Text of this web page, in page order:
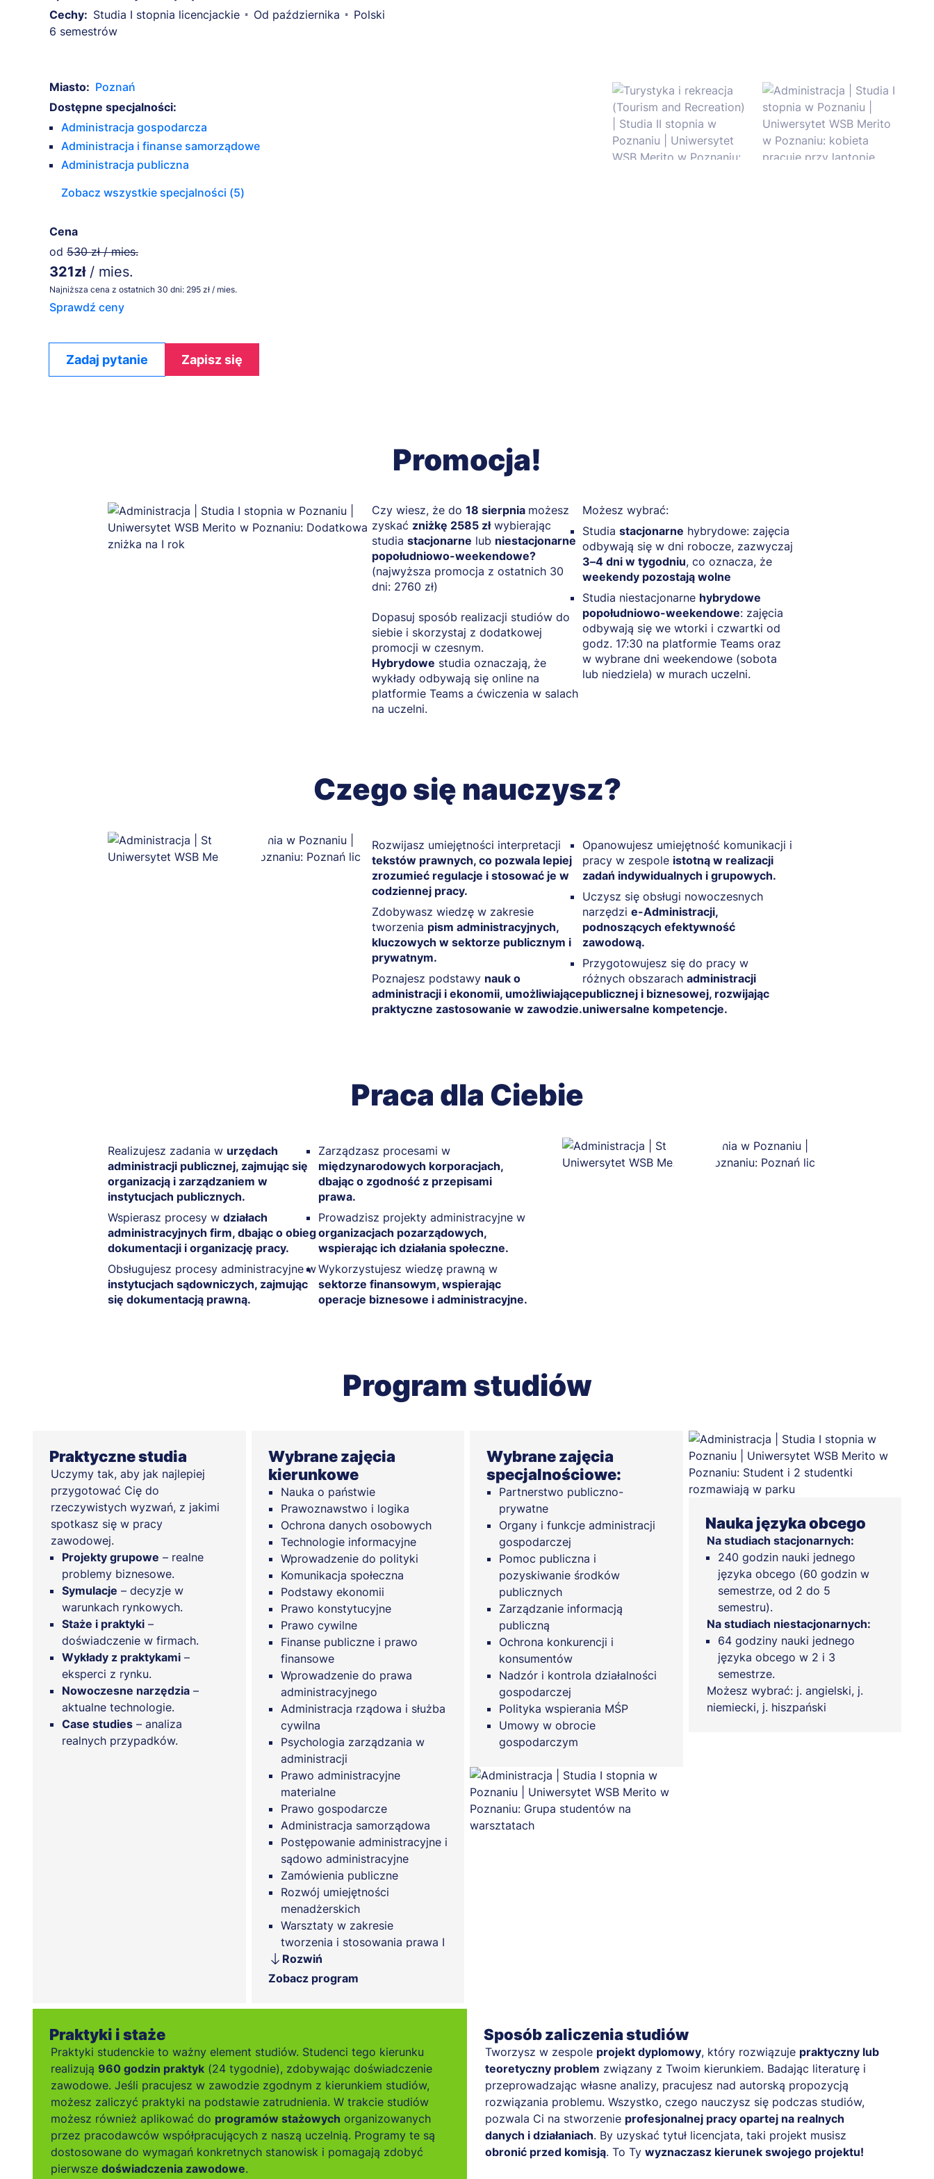
Cechy: Studia I stopnia licencjackie Od października
Polski
6 semestrów
Miasto: Poznań
Dostępne specjalności:
Administracja gospodarcza
Administracja i finanse samorządowe
Administracja publiczna
Zobacz wszystkie specjalności (5)
Cena
od 530 zł / mies.
321zł / mies.
Najniższa cena z ostatnich 30 dni: 295 zł / mies.
Sprawdź ceny
Zadaj pytanie Zapisz się
Promocja!
Czy wiesz, że do 18 sierpnia możesz
zyskać zniżkę 2585 złwybierając
studia stacjonarne lub niestacjonarne
popołudniowo-weekendowe?
(najwyższa promocja z ostatnich 30
dni: 2760 zł)
Dopasuj sposób realizacji studiów do
siebie i skorzystaj z dodatkowej
promocji w czesnym.
Hybrydowe studia oznaczają, że
wykłady odbywają się online na
platformie Teams a ćwiczenia w salach
na uczelni.
Możesz wybrać:
Studia stacjonarne hybrydowe: zajęcia
odbywają się w dni robocze, zazwyczaj
3–4 dni w tygodniu, co oznacza, że
weekendy pozostają wolne
Studia niestacjonarne hybrydowe
popołudniowo-weekendowe: zajęcia
odbywają się we wtorki i czwartki od
godz. 17:30 na platformie Teams oraz
w wybrane dni weekendowe (sobota
lub niedziela) w murach uczelni.
Czego się nauczysz?
Rozwijasz umiejętności interpretacji
tekstów prawnych, co pozwala lepiej
zrozumieć regulacje i stosować je w
codziennej pracy.
Zdobywasz wiedzę w zakresie
tworzenia pism administracyjnych,
kluczowych w sektorze publicznym i
prywatnym.
Poznajesz podstawy nauk o
administracji i ekonomii, umożliwiające
praktyczne zastosowanie w zawodzie.
Opanowujesz umiejętność komunikacji i
pracy w zespole istotną w realizacji
zadań indywidualnych i grupowych.
Uczysz się obsługi nowoczesnych
narzędzi e-Administracji,
podnoszących efektywność
zawodową.
Przygotowujesz się do pracy w
różnych obszarach administracji
publicznej i biznesowej, rozwijając
uniwersalne kompetencje.
Praca dla Ciebie
Realizujesz zadania w urzędach
administracji publicznej, zajmując się
organizacją i zarządzaniem w
instytucjach publicznych.
Wspierasz procesy w działach
administracyjnych firm, dbając o obieg
dokumentacji i organizację pracy.
Obsługujesz procesy administracyjne w
instytucjach sądowniczych, zajmując
się dokumentacją prawną.
Zarządzasz procesami w
międzynarodowych korporacjach,
dbając o zgodność z przepisami
prawa.
Prowadzisz projekty administracyjne w
organizacjach pozarządowych,
wspierając ich działania społeczne.
Wykorzystujesz wiedzę prawną w
sektorze finansowym, wspierając
operacje biznesowe i administracyjne.
Program studiów
Praktyczne studia
Uczymy tak, aby jak najlepiej
przygotować Cię do
rzeczywistych wyzwań, z jakimi
spotkasz się w pracy
zawodowej.
Projekty grupowe – realne
problemy biznesowe.
Symulacje – decyzje w
warunkach rynkowych.
Staże i praktyki –
doświadczenie w firmach.
Wykłady z praktykami –
eksperci z rynku.
Nowoczesne narzędzia –
aktualne technologie.
Case studies – analiza
realnych przypadków.
Wybrane zajęcia
kierunkowe
Nauka o państwie
Prawoznawstwo i logika
Ochrona danych osobowych
Technologie informacyjne
Wprowadzenie do polityki
Komunikacja społeczna
Podstawy ekonomii
Prawo konstytucyjne
Prawo cywilne
Finanse publiczne i prawo
finansowe
Wprowadzenie do prawa
administracyjnego
Administracja rządowa i służba
cywilna
Psychologia zarządzania w
administracji
Prawo administracyjne
materialne
Prawo gospodarcze
Administracja samorządowa
Postępowanie administracyjne i
sądowo administracyjne
Zamówienia publiczne
Rozwój umiejętności
menadżerskich
Warsztaty w zakresie
tworzenia i stosowania prawa I
e-Administracja
Warsztaty w zakresie
Rozwiń
Zobacz program
Wybrane zajęcia
specjalnościowe:
Partnerstwo publiczno-
prywatne
Organy i funkcje administracji
gospodarczej
Pomoc publiczna i
pozyskiwanie środków
publicznych
Zarządzanie informacją
publiczną
Ochrona konkurencji i
konsumentów
Nadzór i kontrola działalności
gospodarczej
Polityka wspierania MŚP
Umowy w obrocie
gospodarczym
Nauka języka obcego
Na studiach stacjonarnych:
240 godzin nauki jednego
języka obcego (60 godzin w
semestrze, od 2 do 5
semestru).
Na studiach niestacjonarnych:
64 godziny nauki jednego
języka obcego w 2 i 3
semestrze.
Możesz wybrać: j. angielski, j.
niemiecki, j. hiszpański
Praktyki i staże
Praktyki studenckie to ważny element studiów. Studenci tego kierunku
realizują 960 godzin praktyk (24 tygodnie), zdobywając doświadczenie
zawodowe. Jeśli pracujesz w zawodzie zgodnym z kierunkiem studiów,
możesz zaliczyć praktyki na podstawie zatrudnienia. W trakcie studiów
możesz również aplikować do programów stażowych organizowanych
przez pracodawców współpracujących z naszą uczelnią. Programy te są
dostosowane do wymagań konkretnych stanowisk i pomagają zdobyć
pierwsze doświadczenia zawodowe.
Sposób zaliczenia studiów
Tworzysz w zespole projekt dyplomowy, który rozwiązuje praktyczny lub
teoretyczny problem związany z Twoim kierunkiem. Badając literaturę i
przeprowadzając własne analizy, pracujesz nad autorską propozycją
rozwiązania problemu. Wszystko, czego nauczysz się podczas studiów,
pozwala Ci na stworzenie profesjonalnej pracy opartej na realnych
danych i działaniach. By uzyskać tytuł licencjata, taki projekt musisz
obronić przed komisją. To Ty wyznaczasz kierunek swojego projektu!